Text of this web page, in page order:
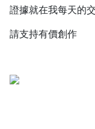
證據就在我每天的
請支持有價創作